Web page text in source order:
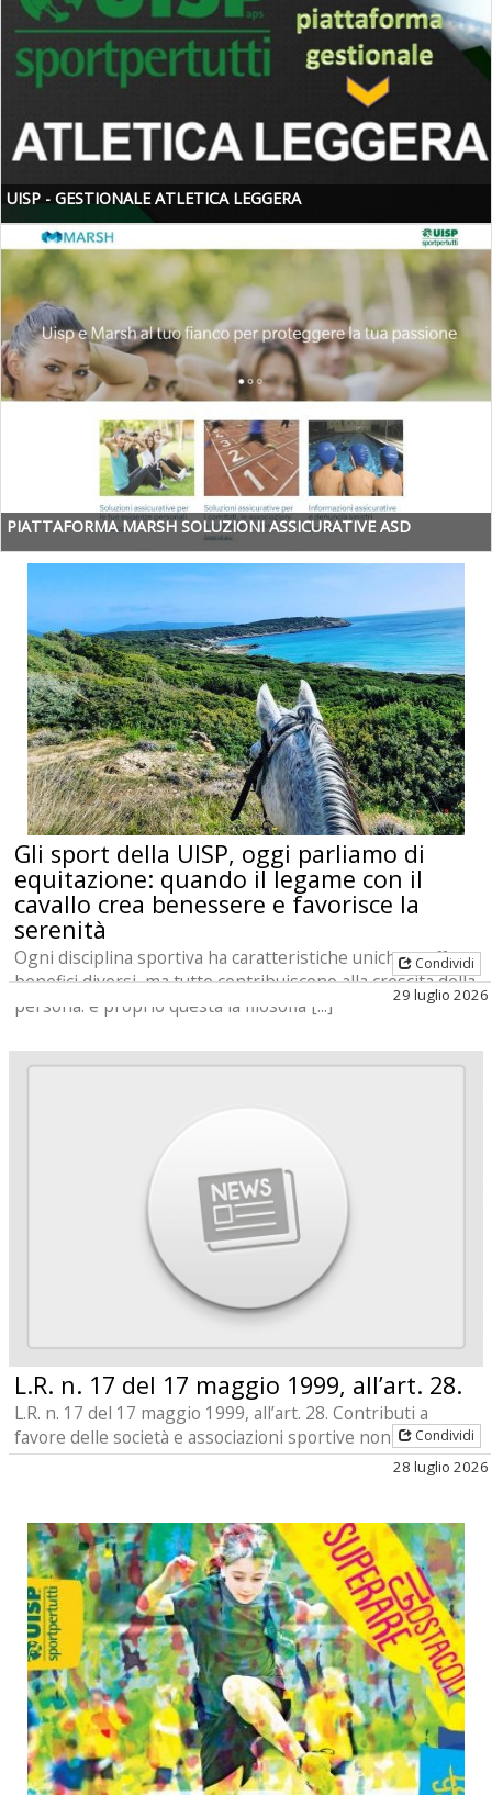
UISP - GESTIONALE ATLETICA LEGGERA
PIATTAFORMA MARSH SOLUZIONI ASSICURATIVE ASD
Gli sport della UISP, oggi parliamo di
equitazione: quando il legame con il
cavallo crea benessere e favorisce la
serenità
Ogni disciplina sportiva ha caratteristiche uniche e offre
benefici diversi, ma tutte contribuiscono alla crescita della
persona: è proprio questa la filosofia [...]
Condividi
29 luglio 2026
L.R. n. 17 del 17 maggio 1999, all’art. 28.
L.R. n. 17 del 17 maggio 1999, all’art. 28. Contributi a
favore delle società e associazioni sportive non
professionistiche affiliate alle federazioni del CO [...]
Condividi
28 luglio 2026